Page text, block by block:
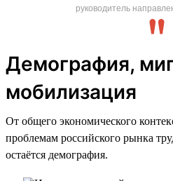
руководитель
Демография,
мобилизация
От общего экономического
проблемам российского рынка
остаётся демография.